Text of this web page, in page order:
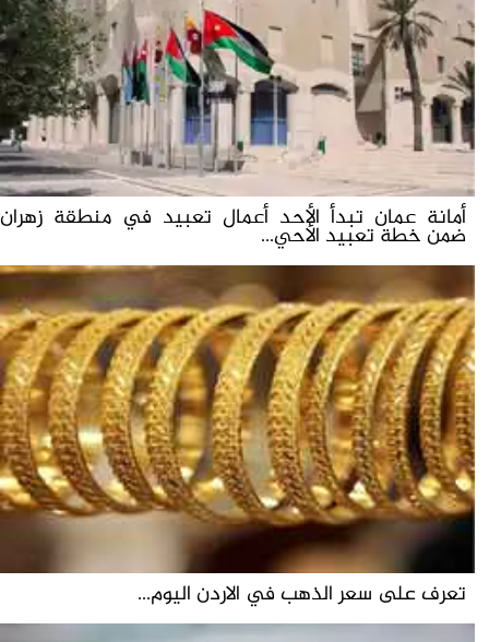
أمانة عمان تبدأ الأحد أعمال تعبيد في منطقة زهران
ضمن خطة تعبيد الأحي...
تعرف على سعر الذهب في الاردن اليوم...